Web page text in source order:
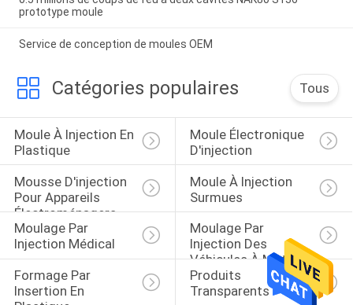
prototype moule
Service de conception de moules OEM
Catégories populaires Tous
Moule À Injection En
Plastique
Moule Électronique
D'injection
Mousse D'injection
Pour Appareils
Électroménagers
Moule À Injection
Surmues
Moulage Par
Injection Médical
Moulage Par
Injection Des
Véhicules À Moteur
Formage Par
Insertion En
Produits
Transparents